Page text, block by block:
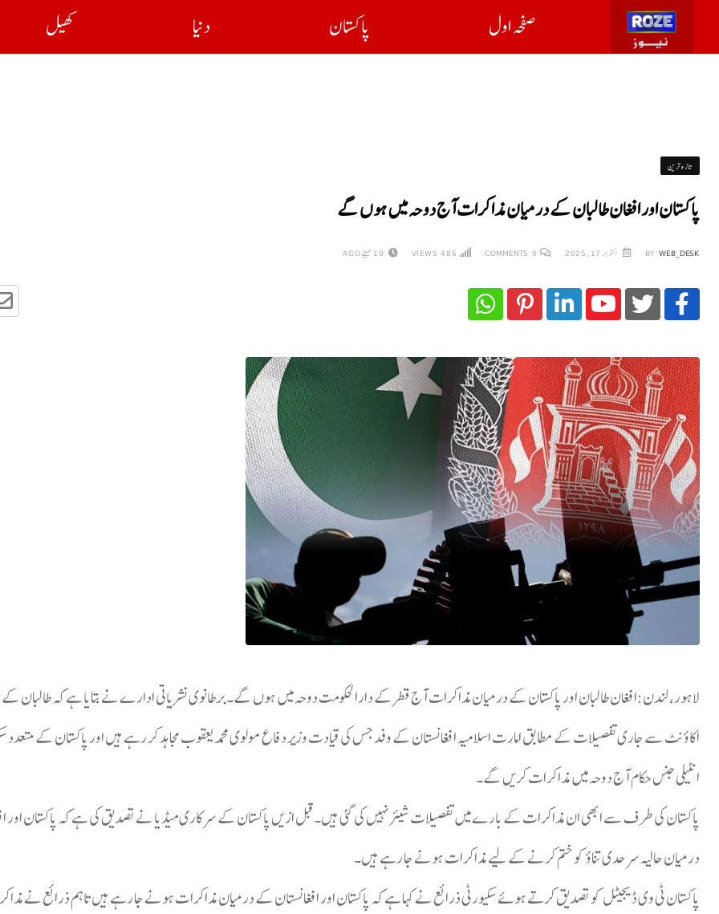
صفحہ اول پاکستان دنیا کھیل
تازہ ترین
پاکستان اور افغان طالبان کے درمیان مذاکرات آج دوحہ میں ہوں گے
BY WEB_DESK اکتوبر 17, 2025 0
486
VIEWS 10 مہینے AGO
لاہور، لندن:افغان طالبان اور پاکستان کے درمیان مذاکرات آج قطر کے دارالحکومت دوحہ میں ہوں گے۔برطانوی نشریاتی ادارے نے بتایا ہے کہ طالبان
اکاؤنٹ سے جاری تفصیلات کے مطابق امارت اسلامیہ افغانستان کے وفد جس کی قیادت وزیر دفاع مولوی محمد یعقوب مجاہد کر رہے ہیں اور پاکستان کے متعدد
انٹیلی جنس حکام آج دوحہ میں مذاکرات کریں گے۔
پاکستان کی طرف سے ابھی ان مذاکرات کے بارے میں تفصیلات شیئر نہیں کی گئی ہیں۔قبل ازیں پاکستان کے سرکاری میڈیا نے تصدیق کی ہے کہ پاکستان اور
درمیان حالیہ سرحدی تناؤ کو ختم کرنے کے لیے مذاکرات ہونے جا رہے ہیں۔
پاکستان ٹی وی ڈیجیٹل کو تصدیق کرتے ہوئے سکیورٹی ذرائع نے کہا ہے کہ پاکستان اور افغانستان کے درمیان مذاکرات ہونے جا رہے ہیں تاہم ذرائع نے